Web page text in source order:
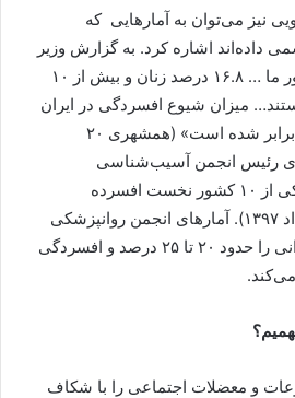
نیز می‌توان به آمارهایی که
اشاره کرد. به گزارش وزیر
سابق بهداشت «در کشور ما … ۱۶.۸ درصد زنان و بیش از ۱۰
میزان شیوع افسردگی در ایران
طی ۲۶ سال گذشته دو برابر شده است» (همشهری ۲۰
به گفته‌ی رئیس انجمن آسیب‌شناسی
اجتماعی ایران «ایران یکی از ۱۰ کشور نخست افسرده
دنیاست» (ایران ۱۳ خرداد ۱۳۹۷). آمارهای انجمن روانپزشکی
ایران میزان اختلالات روانی را حدود ۲۰ تا ۲۵ درصد و افسردگی
و معضلات اجتماعی را با شکاف